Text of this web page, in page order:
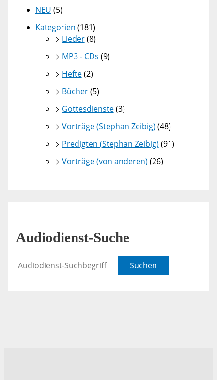
NEU (5)
Kategorien (181)
Lieder(8)
MP3 - CDs (9)
Hefte(2)
Bücher(5)
Gottesdienste(3)
Vorträge (Stephan Zeibig) (48)
Predigten (Stephan Zeibig) (91)
Vorträge (von anderen) (26)
Audiodienst-Suche
Suchen